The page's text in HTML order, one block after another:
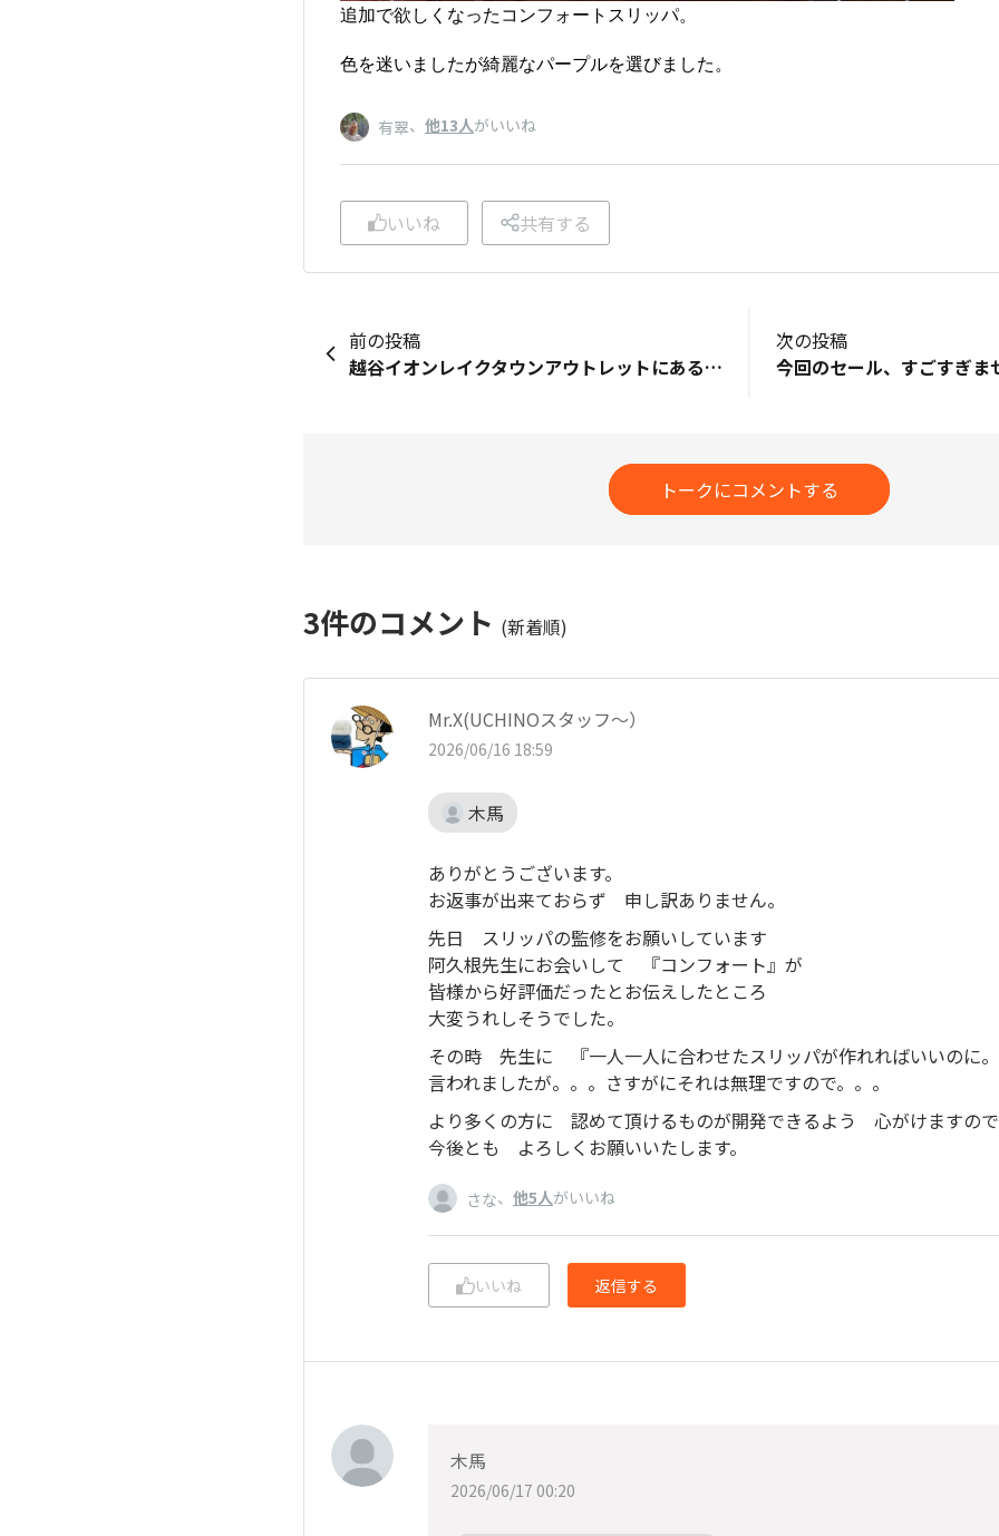
追加で欲しくなったコンフォートスリッパ。
色を迷いましたが綺麗なパープルを選びました。
有翠、 他13人がいいね
いいね 共有する
前の投稿
越谷イオンレイクタウンアウトレットにあるUCHINOに行ってみました！この施設は大きく、迷子にならないようアドバイスがありましたが施設内の案内をみながら無事にUCHINOまで到着。本当に大きな施設で、調べたら日本で一番大きなショッピングセンターらしいです！今回行ったのはアウトレットなので、サイズや色が無い物もありますが店内にはUCHINOで扱っている様々な商品が一通りありました。色々悩みましたが、寝る時に着る無地のクレープガーゼワンピースが欲しかったので今回はライトブルーのクレープガーゼワンピースを購入。すっかり暑くなったので、快適に眠れそうです✨施設内には緑も多く水辺エリアもあり、テラスでランチをしたのですが風が気持ちよくゆっくり出来ました。
次の投稿
トークにコメントする
3件のコメント (新着順)
Mr.X(UCHINOスタッフ～）
2026/06/16 18:59
木馬
ありがとうございます。
お返事が出来ておらず 申し訳ありません。
先日 スリッパの監修をお願いしています
阿久根先生にお会いして 『コンフォート』が
皆様から好評価だったとお伝えしたところ
大変うれしそうでした。
その時 先生に 『一人一人に合わせたスリッパが作れればいいのに
言われましたが。。。さすがにそれは無理ですので。。。
より多くの方に 認めて頂けるものが開発できるよう 心がけますので
今後とも よろしくお願いいたします。
さな、 他5人がいいね
いいね 返信する
木馬
2026/06/17 00:20